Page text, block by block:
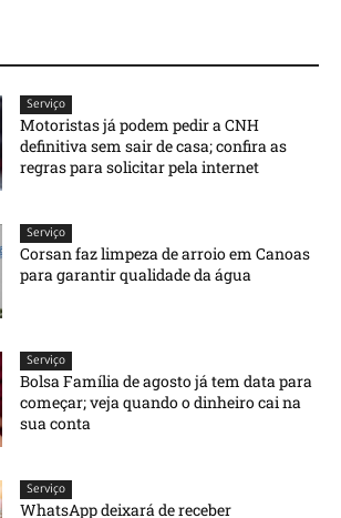
Serviço
Motoristas já podem pedir a CNH
definitiva sem sair de casa; confira as
regras para solicitar pela internet
Serviço
Corsan faz limpeza de arroio em Canoas
para garantir qualidade da água
Serviço
Bolsa Família de agosto já tem data para
começar; veja quando o dinheiro cai na
sua conta
Serviço
WhatsApp deixará de receber